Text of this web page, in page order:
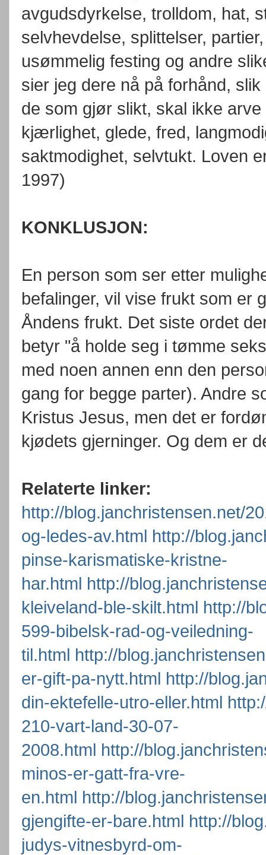
avgudsdyrkelse, trolldom, hat,
selvhevdelse, splittelser,
usømmelig festing og andre
sier jeg dere nå på forhånd,
de som gjør slikt, skal ikke
kjærlighet, glede, fred,
saktmodighet, selvtukt. Loven
1997)
KONKLUSJON:
En person som ser etter
befalinger, vil vise frukt som er
Åndens frukt. Det siste ordet
betyr "å holde seg i tømme
med noen annen enn den
gang for begge parter). Andre
Kristus Jesus, men det er
kjødets gjerninger. Og dem er
Relaterte linker:
http://blog.janchristensen.net/
og-ledes-av.html http://
pinse-karismatiske-kristne-
har.html http://
kleiveland-ble-skilt.html http://
599-bibelsk-rad-og-veiledning-
til.html http://
er-gift-pa-nytt.html http://
din-ektefelle-utro-eller.html
210-vart-land-30-07-
2008.html http://
minos-er-gatt-fra-vre-
en.html http://
gjengifte-er-bare.html http://
judys-vitnesbyrd-om-